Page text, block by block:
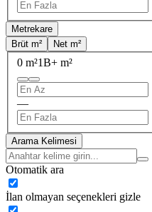
Metrekare
Brüt m²
Net m²
0 m²1B+ m²
—
Arama Kelimesi
Otomatik ara
İlan olmayan seçenekleri gizle